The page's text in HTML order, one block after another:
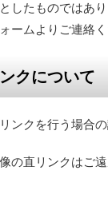
したものではあ
ームよりご連絡
クについて
クを行う場合の
の直リンクはご遠